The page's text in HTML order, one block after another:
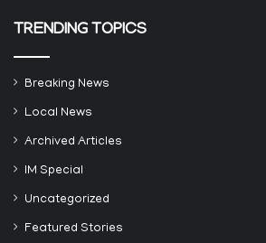
TRENDING TOPICS
Breaking News
Local News
Archived Articles
IM Special
Uncategorized
Featured Stories